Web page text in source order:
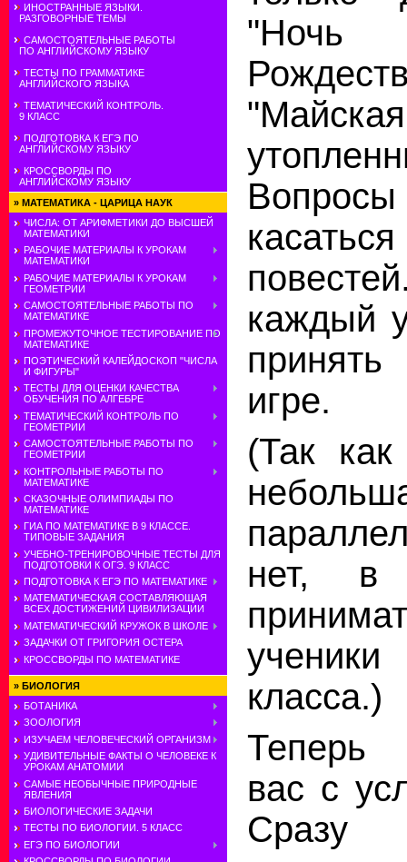
ИНОСТРАННЫЕ ЯЗЫКИ.
РАЗГОВОРНЫЕ ТЕМЫ
САМОСТОЯТЕЛЬНЫЕ РАБОТЫ
ПО АНГЛИЙСКОМУ ЯЗЫКУ
ТЕСТЫ ПО ГРАММАТИКЕ
АНГЛИЙСКОГО ЯЗЫКА
ТЕМАТИЧЕСКИЙ КОНТРОЛЬ.
9 КЛАСС
ПОДГОТОВКА К ЕГЭ ПО
АНГЛИЙСКОМУ ЯЗЫКУ
КРОССВОРДЫ ПО
АНГЛИЙСКОМУ ЯЗЫКУ
» МАТЕМАТИКА - ЦАРИЦА НАУК
ЧИСЛА: ОТ АРИФМЕТИКИ ДО ВЫСШЕЙ
МАТЕМАТИКИ
РАБОЧИЕ МАТЕРИАЛЫ К УРОКАМ
МАТЕМАТИКИ
РАБОЧИЕ МАТЕРИАЛЫ К УРОКАМ
ГЕОМЕТРИИ
САМОСТОЯТЕЛЬНЫЕ РАБОТЫ ПО
МАТЕМАТИКЕ
ПРОМЕЖУТОЧНОЕ ТЕСТИРОВАНИЕ ПО
МАТЕМАТИКЕ
ПОЭТИЧЕСКИЙ КАЛЕЙДОСКОП "ЧИСЛА
И ФИГУРЫ"
ТЕСТЫ ДЛЯ ОЦЕНКИ КАЧЕСТВА
ОБУЧЕНИЯ ПО АЛГЕБРЕ
ТЕМАТИЧЕСКИЙ КОНТРОЛЬ ПО
ГЕОМЕТРИИ
САМОСТОЯТЕЛЬНЫЕ РАБОТЫ ПО
ГЕОМЕТРИИ
КОНТРОЛЬНЫЕ РАБОТЫ ПО
МАТЕМАТИКЕ
СКАЗОЧНЫЕ ОЛИМПИАДЫ ПО
МАТЕМАТИКЕ
ГИА ПО МАТЕМАТИКЕ В 9 КЛАССЕ.
ТИПОВЫЕ ЗАДАНИЯ
УЧЕБНО-ТРЕНИРОВОЧНЫЕ ТЕСТЫ ДЛЯ
ПОДГОТОВКИ К ОГЭ. 9 КЛАСС
ПОДГОТОВКА К ЕГЭ ПО МАТЕМАТИКЕ
МАТЕМАТИЧЕСКАЯ СОСТАВЛЯЮЩАЯ
ВСЕХ ДОСТИЖЕНИЙ ЦИВИЛИЗАЦИИ
МАТЕМАТИЧЕСКИЙ КРУЖОК В ШКОЛЕ
ЗАДАЧКИ ОТ ГРИГОРИЯ ОСТЕРА
КРОССВОРДЫ ПО МАТЕМАТИКЕ
» БИОЛОГИЯ
БОТАНИКА
ЗООЛОГИЯ
ИЗУЧАЕМ ЧЕЛОВЕЧЕСКИЙ ОРГАНИЗМ
УДИВИТЕЛЬНЫЕ ФАКТЫ О ЧЕЛОВЕКЕ К
УРОКАМ АНАТОМИИ
САМЫЕ НЕОБЫЧНЫЕ ПРИРОДНЫЕ
ЯВЛЕНИЯ
БИОЛОГИЧЕСКИЕ ЗАДАЧИ
ТЕСТЫ ПО БИОЛОГИИ. 5 КЛАСС
ЕГЭ ПО БИОЛОГИИ
каждый
игре.
(Так
нет, в
класса.)
Теперь
вас с
Сразу